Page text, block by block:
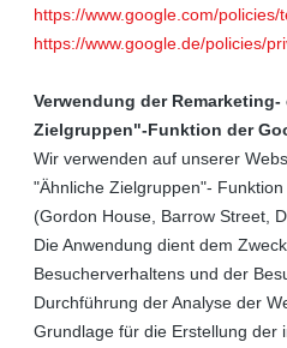
https://www.google.com/policies/
https://www.google.de/policies/
Verwendung der
Zielgruppen"-Funktion der
Wir verwenden auf unserer
"Ähnliche Zielgruppen"-
(Gordon House, Barrow Street,
Die Anwendung dient dem
Besucherverhaltens und der
Durchführung der Analyse der
Grundlage für die Erstellung der